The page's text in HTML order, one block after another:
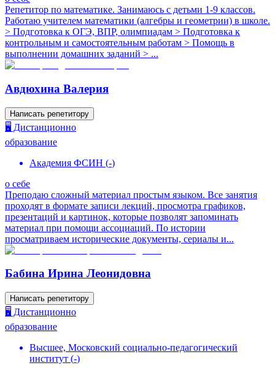
Репетитор по математике. Занимаюсь с детьми 1-9 классов.
Работаю учителем математики (алгебры и геометрии) в школе.
> Подготовка к ОГЭ, ВПР, олимпиадам > Подготовка к
контрольным и самостоятельным работам > Помощь в
выполнении домашних заданий > ...
Авдюхина Валерия
Написать репетитору
🖥️ Дистанционно
образование
Академия ФСИН (-)
о себе
Преподаю сложный материал простым языком. Все занятия
проходят в формате записи лекций, просмотра графиков,
презентаций и картинок, которые позволят запоминать
материал при помощи ассоциаций. По истории
просматриваем исторические документы, сериалы и...
Бабина Ирина Леонидовна
Написать репетитору
🖥️ Дистанционно
образование
Высшее, Московский социально-педагогический
институт (-)